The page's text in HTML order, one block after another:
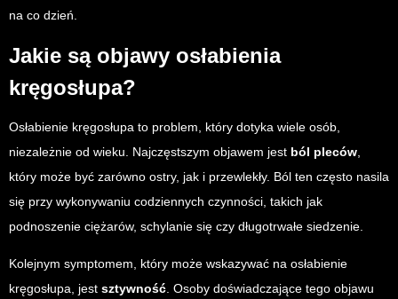
na co dzień.
Jakie są objawy osłabienia
kręgosłupa?
Osłabienie kręgosłupa to problem, który dotyka wiele osób,
niezależnie od wieku. Najczęstszym objawem jest ból pleców,
który może być zarówno ostry, jak i przewlekły. Ból ten często nasila
się przy wykonywaniu codziennych czynności, takich jak
podnoszenie ciężarów, schylanie się czy długotrwałe siedzenie.
Kolejnym symptomem, który może wskazywać na osłabienie
kręgosłupa, jest sztywność. Osoby doświadczające tego objawu